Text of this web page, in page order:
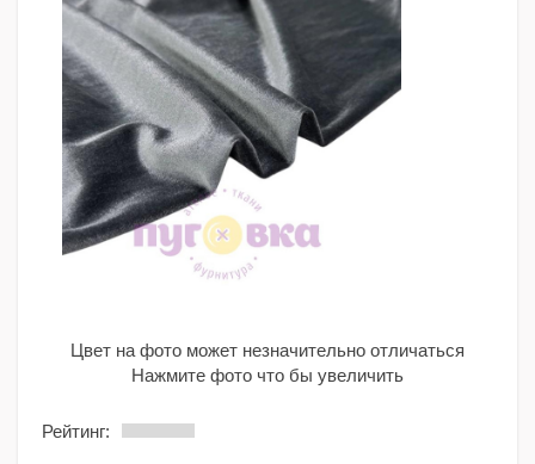
Цвет на фото может незначительно отличаться
Нажмите фото что бы увеличить
Рейтинг: